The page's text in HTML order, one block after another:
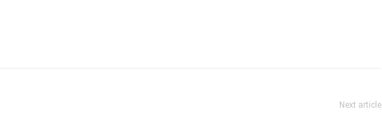
Next article